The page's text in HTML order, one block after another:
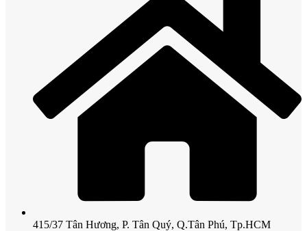
415/37 Tân Hương, P. Tân Quý, Q.Tân Phú, Tp.HCM